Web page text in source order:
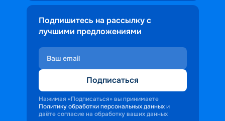
Подпишитесь на рассылку с
лучшими предложениями
Подписаться
Нажимая «Подписаться» вы принимаете
Политику обработки персональных данных и
даёте согласие на обработку ваших данных